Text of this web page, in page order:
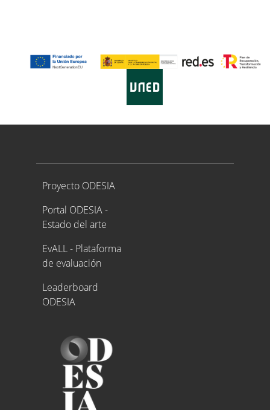
Proyecto ODESIA
Proyecto ODESIA
Portal ODESIA -
Estado del arte
EvALL - Plataforma
de evaluación
Leaderboard
ODESIA